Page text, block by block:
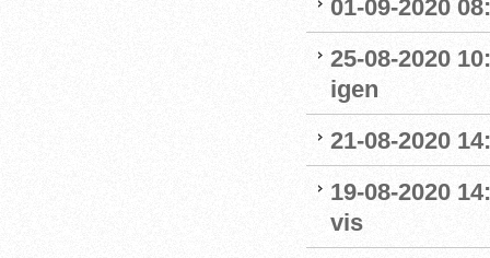
01-09-2020
25-08-2020
igen
21-08-2020
19-08-2020
vis